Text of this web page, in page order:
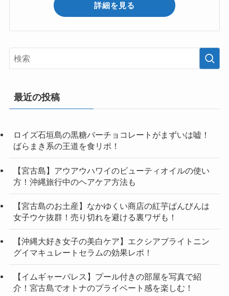
詳細を見る
最近の投稿
ロイズ石垣島の黒糖バーチョコレートがまずいは嘘！
ばらまき系の王道を食リポ！
【宮古島】アウアウハワイのビューティオイルの使い
方！沖縄旅行中のヘアケア方法も
【宮古島のお土産】なかゆくい商店の紅芋ぱんびんは
女子ウケ抜群！売り切れを避ける裏ワザも！
【沖縄大好き女子の美白ケア】エクシアブライトニン
グイマキュレートセラムの効果レポ！
【イムギャーパレス】プール付きの部屋を写真で紹
介！宮古島でオトナのプライベート感を楽しむ！